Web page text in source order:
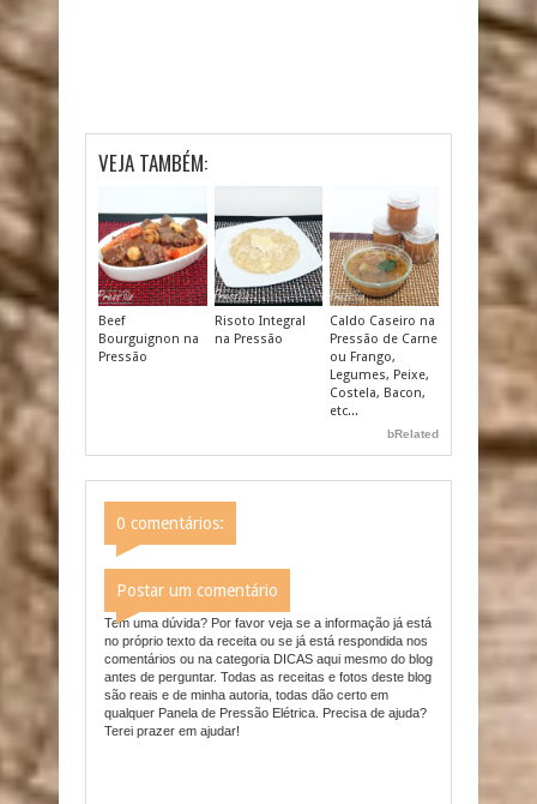
VEJA TAMBÉM:
Beef
Bourguignon na
Pressão
Risoto Integral
na Pressão
Caldo Caseiro na
Pressão de Carne
ou Frango,
Legumes, Peixe,
Costela, Bacon,
etc...
bRelated
0 comentários:
Postar um comentário
Tem uma dúvida? Por favor veja se a informação já está
no próprio texto da receita ou se já está respondida nos
comentários ou na categoria DICAS aqui mesmo do blog
antes de perguntar. Todas as receitas e fotos deste blog
são reais e de minha autoria, todas dão certo em
qualquer Panela de Pressão Elétrica. Precisa de ajuda?
Terei prazer em ajudar!